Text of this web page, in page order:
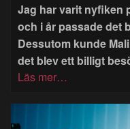
Jag har varit nyfiken
och i år passade det
Dessutom kunde
det blev ett billigt
Läs mer…